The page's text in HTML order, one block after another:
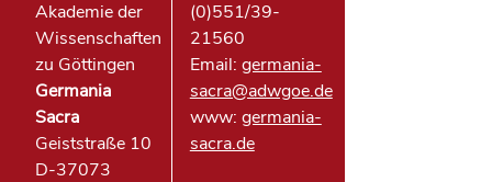
Akademie der
Wissenschaften
zu Göttingen
Germania
Sacra
Geiststraße 10
D-37073
(0)551/39-
21560
Email: germania-
sacra@adwgoe.de
www: germania-
sacra.de